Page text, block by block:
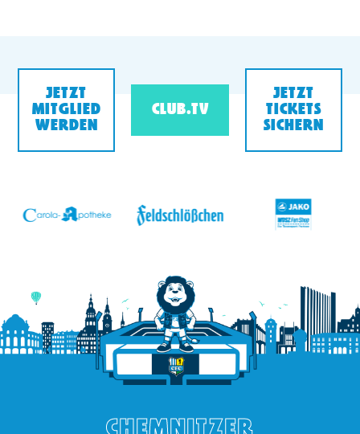
JETZT
MITGLIED
WERDEN
CLUB.TV
JETZT
TICKETS
SICHERN